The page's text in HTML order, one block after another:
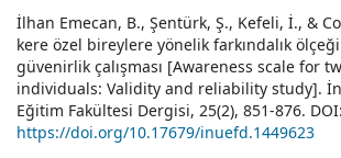
İlhan Emecan, B., Şentürk, Ş., Kefeli, İ., &
kere özel bireylere yönelik farkındalık
güvenirlik çalışması [Awareness scale for
individuals: Validity and reliability study].
Eğitim Fakültesi Dergisi, 25(2), 851-876. DOI:
https://doi.org/10.17679/inuefd.1449623